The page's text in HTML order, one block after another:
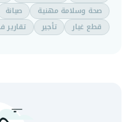
صحة وسلامة مهنية
صيانة
قطع غيار
تأجير